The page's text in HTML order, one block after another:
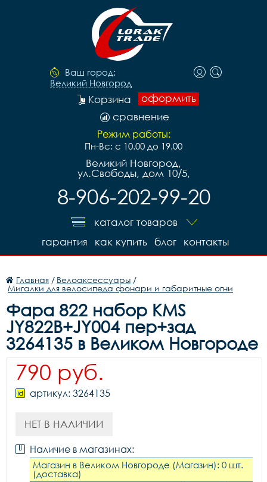
Ваш город:
Великий Новгород
оформить
Корзина
сравнение
Режим работы:
Пн-Вс: с 10.00 до 19.00
Великий Новгород,
ул.Свободы, дом 10/5,
8-906-202-99-20
каталог товаров
контакты
блог
как купить
гарантия
Главная / Велоаксессуары /
Мигалки для велосипеда фонари и габаритные огни
Фара 822 набор KMS
JY822В+JY004 пер+зад
3264135 в Великом Новгороде
790 руб.
артикул: 3264135
НЕТ В НАЛИЧИИ
Наличие в магазинах:
Магазин в Великом Новгороде (Магазин): 0 шт.
(доставка)